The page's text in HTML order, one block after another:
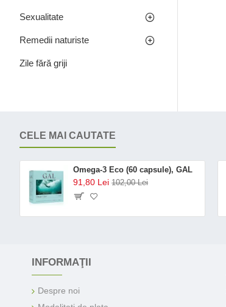
Sexualitate
Remedii naturiste
Zile fără griji
CELE MAI CAUTATE
Omega-3 Eco (60 capsule), GAL
91,80 Lei 102,00 Lei
INFORMAŢII
Despre noi